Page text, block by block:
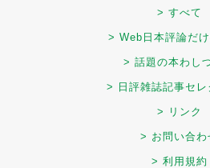
> すべて
> Web日本評論だ
> 話題の本わし
> 日評雑誌記事セレ
> リンク
> お問い合わ
> 利用規約